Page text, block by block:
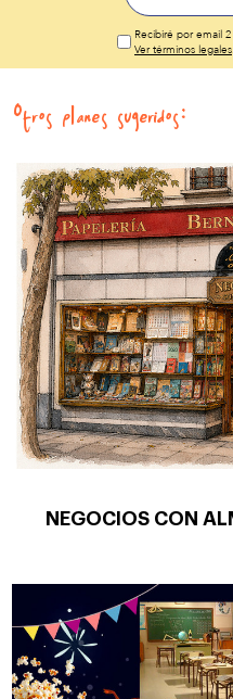
Recibiré por email
Ver términos legales
Otros planes sugeridos:
NEGOCIOS CON